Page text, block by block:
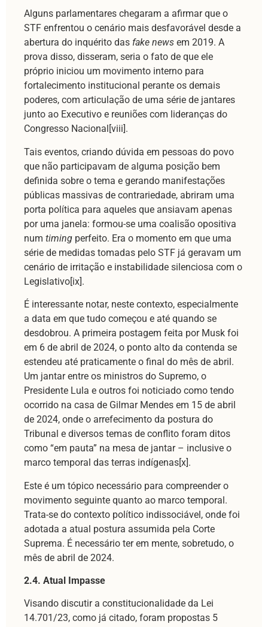
Alguns parlamentares chegaram a afirmar que o
STF enfrentou o cenário mais desfavorável desde a
abertura do inquérito das fake news em 2019. A
prova disso, disseram, seria o fato de que ele
próprio iniciou um movimento interno para
fortalecimento institucional perante os demais
poderes, com articulação de uma série de jantares
junto ao Executivo e reuniões com lideranças do
Congresso Nacional[viii].
Tais eventos, criando dúvida em pessoas do povo
que não participavam de alguma posição bem
definida sobre o tema e gerando manifestações
públicas massivas de contrariedade, abriram uma
porta política para aqueles que ansiavam apenas
por uma janela: formou-se uma coalisão opositiva
num timing perfeito. Era o momento em que uma
série de medidas tomadas pelo STF já geravam um
cenário de irritação e instabilidade silenciosa com o
Legislativo[ix].
É interessante notar, neste contexto, especialmente
a data em que tudo começou e até quando se
desdobrou. A primeira postagem feita por Musk foi
em 6 de abril de 2024, o ponto alto da contenda se
estendeu até praticamente o final do mês de abril.
Um jantar entre os ministros do Supremo, o
Presidente Lula e outros foi noticiado como tendo
ocorrido na casa de Gilmar Mendes em 15 de abril
de 2024, onde o arrefecimento da postura do
Tribunal e diversos temas de conflito foram ditos
como “em pauta” na mesa de jantar – inclusive o
marco temporal das terras indígenas[x].
Este é um tópico necessário para compreender o
movimento seguinte quanto ao marco temporal.
Trata-se do contexto político indissociável, onde foi
adotada a atual postura assumida pela Corte
Suprema. É necessário ter em mente, sobretudo, o
mês de abril de 2024.
2.4. Atual Impasse
Visando discutir a constitucionalidade da Lei
14.701/23, como já citado, foram propostas 5